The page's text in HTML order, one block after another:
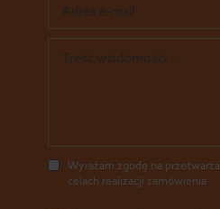
Wyrażam zgodę na
celach realizacji zamówienia